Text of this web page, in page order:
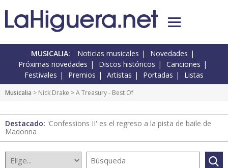
MUSICALIA: Noticias musicales
Novedades
Próximas novedades
Discos históricos
Canciones
Festivales
Premios Artistas Portadas Listas
Musicalia > Nick Drake > A Treasury - Best Of
Destacado: 'Confessions II' es el regreso a la pista de baile de
Madonna